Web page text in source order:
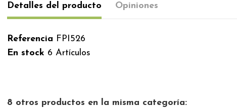
Detalles del producto Opiniones
Referencia FPI526
En stock 6 Artículos
8 otros productos en la misma categoría: